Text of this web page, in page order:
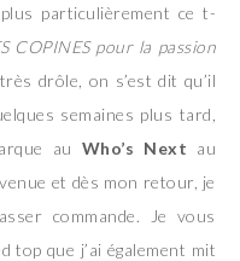
particulièrement ce t-
COPINES pour la passion
drôle, on s’est dit qu’il
semaines plus tard,
au Who’s Next au
et dès mon retour, je
commande. Je vous
top que j’ai également mit